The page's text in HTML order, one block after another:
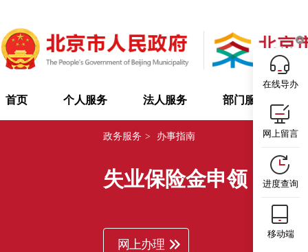
首页 个人服务 法人服务 部门服务
政务服务 > 办事指南
失业保险金申领 西
网上办理
在线导办
网上留言
进度查询
移动端